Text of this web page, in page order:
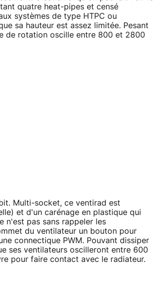
quatre heat-pipes et censé
systèmes de type HTPC ou
sa hauteur est assez limitée. Pesant
de rotation oscille entre 800 et 2800
Multi-socket, ce ventirad est
et d'un carénage en plastique qui
n'est pas sans rappeler les
du ventilateur un bouton pour
connectique PWM. Pouvant dissiper
ses ventilateurs oscilleront entre 600
pour faire contact avec le radiateur.